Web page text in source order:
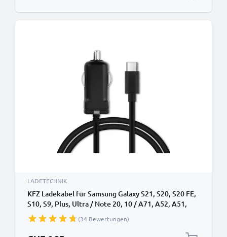
LADETECHNIK
KFZ Ladekabel für Samsung Galaxy S21, S20, S20 FE,
S10, S9, Plus, Ultra / Note 20, 10 / A71, A52, A51,
A21s, A12 - 1.1m, 5V, 2.4A Auto Ladegerät
(34 Bewertungen)